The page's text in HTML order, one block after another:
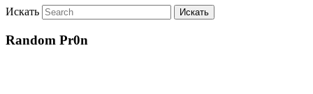
Искать
Random Pr0n